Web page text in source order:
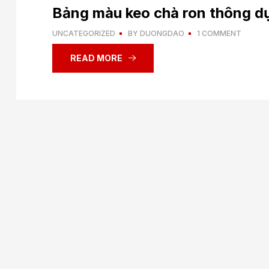
Bảng màu keo chà ron thông
UNCATEGORIZED BY DUONGDAO 1 COMMENT
READ MORE